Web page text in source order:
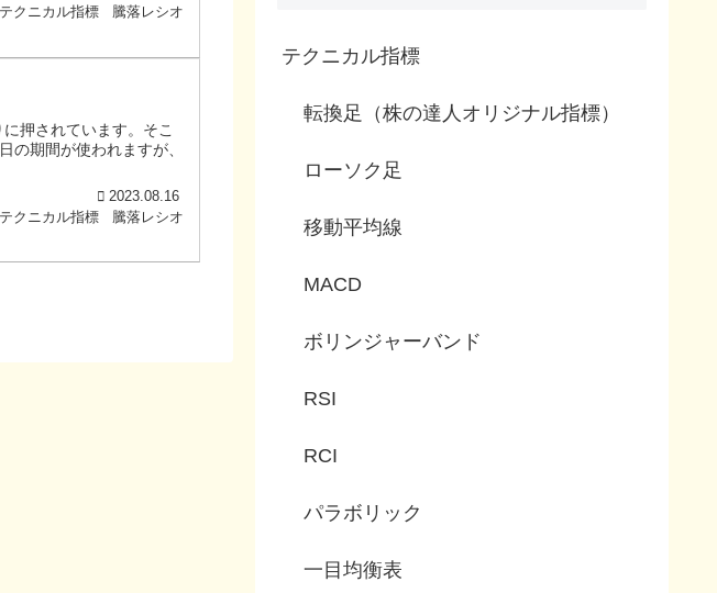
テクニカル指標
騰落レシオ
押されています。そこ
の期間が使われますが、
2023.08.16
テクニカル指標
騰落レシオ
テクニカル指標
転換足（株の達人オリジナル指標）
ローソク足
移動平均線
MACD
ボリンジャーバンド
RSI
RCI
パラボリック
一目均衡表